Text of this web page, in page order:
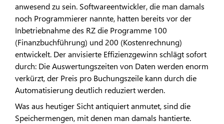
anwesend zu sein. Softwareentwickler, die man damals
noch Programmierer nannte, hatten bereits vor der
Inbetriebnahme des RZ die Programme 100
(Finanzbuchführung) und 200 (Kostenrechnung)
entwickelt. Der anvisierte Effizienzgewinn schlägt sofort
durch: Die Auswertungszeiten von Daten werden enorm
verkürzt, der Preis pro Buchungszeile kann durch die
Automatisierung deutlich reduziert werden.
Was aus heutiger Sicht antiquiert anmutet, sind die
Speichermengen, mit denen man damals hantierte.